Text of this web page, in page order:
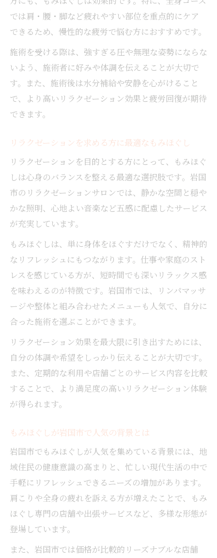
では肩・腰・脚など疲れやすい部位を重点的にケア
できるため、慢性的な疲労で悩む方におすすめです。
施術を受ける際は、強すぎる圧や無理な姿勢にならな
いよう、施術者に好みや体調を伝えることが大切で
す。また、施術後は水分補給や安静を心がけること
で、より高いリラクゼーション効果と疲労回復が期待
できます。
リラクゼーションを求める方に最適なもみほぐし
リラクゼーションを目的とする方にとって、もみほぐ
しは心身のバランスを整える最適な選択肢です。岩国
市のリラクゼーションサロンでは、静かな空間と穏や
かな照明、心地よい音楽など五感に配慮したサービス
が充実しています。
もみほぐしは、単に身体をほぐすだけでなく、精神的
なリフレッシュにもつながります。仕事や家庭のスト
レスを感じている方が、短時間でも深いリラックス感
を味わえるのが特徴です。岩国市では、リンパマッサ
ージや整体と組み合わせたメニューも人気で、自分に
合った施術を選ぶことができます。
リラクゼーション効果を最大限に引き出すためには、
自分の体調や希望をしっかり伝えることが大切です。
また、定期的な利用や店舗ごとのサービス内容を比較
することで、より満足度の高いリラクゼーション体験
が得られます。
もみほぐしが岩国市で人気の背景とは
岩国市でもみほぐしが人気を集めている背景には、地
域住民の健康意識の高まりと、忙しい現代生活の中で
手軽にリフレッシュできるニーズの増加があります。
肩こりや全身の疲れを訴える方が増えたことで、もみ
ほぐし専門の店舗や出張サービスなど、多様な形態が
登場しています。
また、岩国市では価格が比較的リーズナブルな店舗